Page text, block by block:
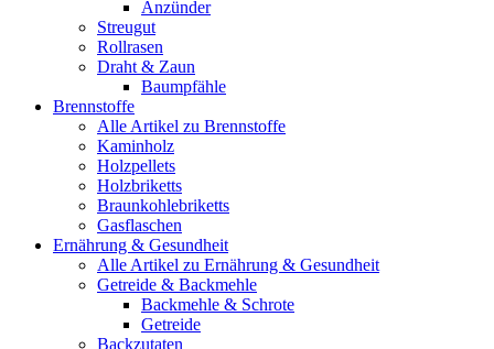
Anzünder
Streugut
Rollrasen
Draht & Zaun
Baumpfähle
Brennstoffe
Alle Artikel zu Brennstoffe
Kaminholz
Holzpellets
Holzbriketts
Braunkohlebriketts
Gasflaschen
Ernährung & Gesundheit
Alle Artikel zu Ernährung & Gesundheit
Getreide & Backmehle
Backmehle & Schrote
Getreide
Backzutaten